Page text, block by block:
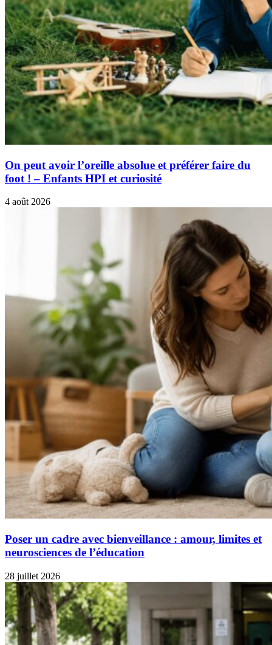
On peut avoir l’oreille absolue et préférer faire du
foot ! – Enfants HPI et curiosité
4 août 2026
Poser un cadre avec bienveillance : amour, limites et
neurosciences de l’éducation
28 juillet 2026